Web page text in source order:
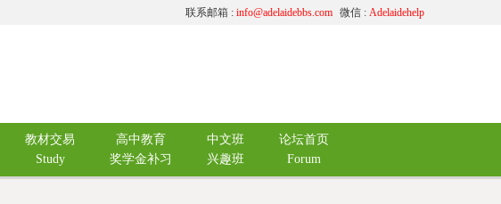
微信 : Adelaidehelp
联系邮箱 : info@adelaidebbs.com
教材交易
Study
高中教育
奖学金补习
中文班
兴趣班
论坛首页
Forum